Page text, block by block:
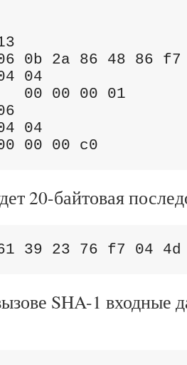
0b 2a 86 48 86
04
00 00 00 01
04
00 00 c0
20-байтовая
39 23 76 f7 04
SHA-1 входные